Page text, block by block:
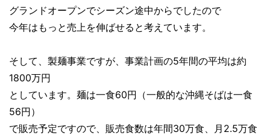
グランドオープンでシーズン途中からでしたので
今年はもっと売上を伸ばせると考えています。
そして、製麺事業ですが、事業計画の5年間の平均は約
1800万円
としています。麺は一食60円（一般的な沖縄そばは一食
56円）
で販売予定ですので、販売食数は年間30万食、月2.5万食